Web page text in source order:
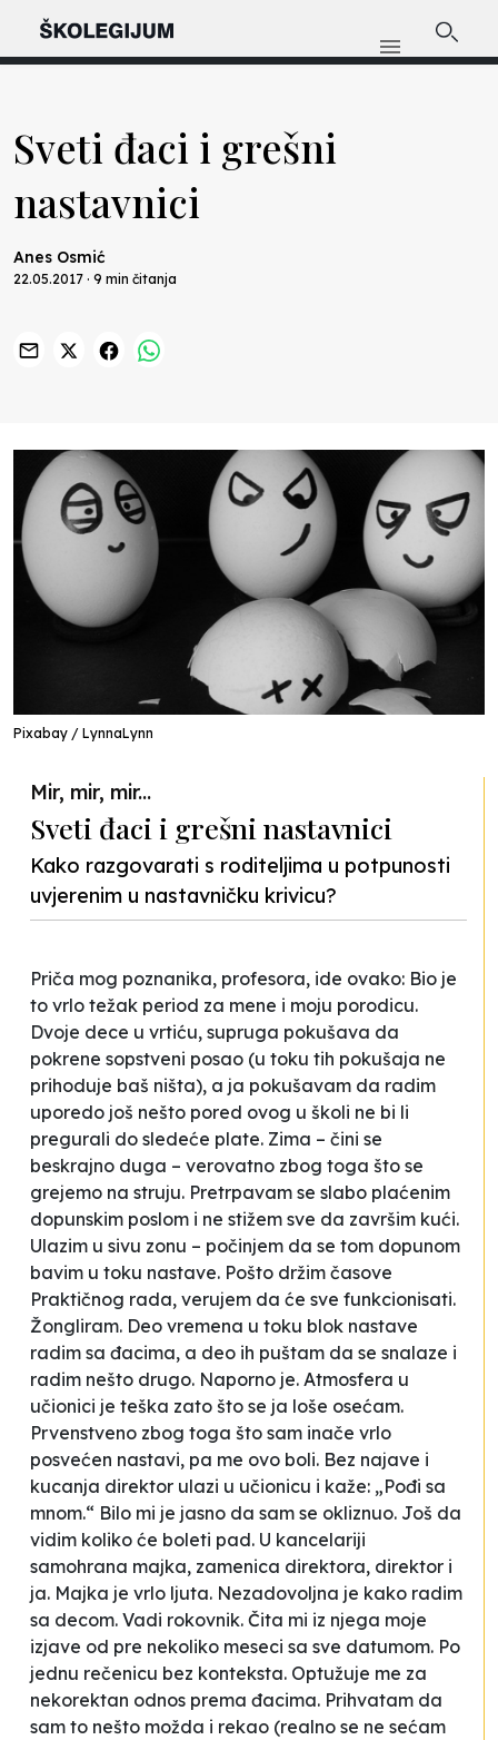
Sveti đaci i grešni
nastavnici
Anes Osmić
22.05.2017 · 9 min čitanja
Pixabay / LynnaLynn
Mir, mir, mir...
Sveti đaci i grešni nastavnici
Kako razgovarati s roditeljima u potpunosti
uvjerenim u nastavničku krivicu?
Priča mog poznanika, profesora, ide ovako: Bio je
to vrlo težak period za mene i moju porodicu.
Dvoje dece u vrtiću, supruga pokušava da
pokrene sopstveni posao (u toku tih pokušaja ne
prihoduje baš ništa), a ja pokušavam da radim
uporedo još nešto pored ovog u školi ne bi li
pregurali do sledeće plate. Zima – čini se
beskrajno duga – verovatno zbog toga što se
grejemo na struju. Pretrpavam se slabo plaćenim
dopunskim poslom i ne stižem sve da završim kući.
Ulazim u sivu zonu – počinjem da se tom dopunom
bavim u toku nastave. Pošto držim časove
Praktičnog rada, verujem da će sve funkcionisati.
Žongliram. Deo vremena u toku blok nastave
radim sa đacima, a deo ih puštam da se snalaze i
radim nešto drugo. Naporno je. Atmosfera u
učionici je teška zato što se ja loše osećam.
Prvenstveno zbog toga što sam inače vrlo
posvećen nastavi, pa me ovo boli. Bez najave i
kucanja direktor ulazi u učionicu i kaže: „Pođi sa
mnom.“ Bilo mi je jasno da sam se okliznuo. Još da
vidim koliko će boleti pad. U kancelariji
samohrana majka, zamenica direktora, direktor i
ja. Majka je vrlo ljuta. Nezadovoljna je kako radim
sa decom. Vadi rokovnik. Čita mi iz njega moje
izjave od pre nekoliko meseci sa sve datumom. Po
jednu rečenicu bez konteksta. Optužuje me za
nekorektan odnos prema đacima. Prihvatam da
sam to nešto možda i rekao (realno se ne sećam